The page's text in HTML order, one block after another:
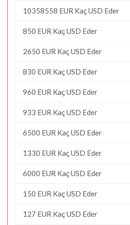
10358558 EUR Kaç USD Eder
850 EUR Kaç USD Eder
2650 EUR Kaç USD Eder
830 EUR Kaç USD Eder
960 EUR Kaç USD Eder
933 EUR Kaç USD Eder
6500 EUR Kaç USD Eder
1330 EUR Kaç USD Eder
6000 EUR Kaç USD Eder
150 EUR Kaç USD Eder
127 EUR Kaç USD Eder